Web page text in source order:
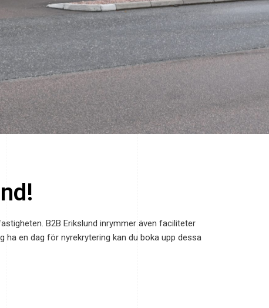
B2B Erikslund inrymmer även faciliteter
en dag för nyrekrytering kan du boka upp dessa